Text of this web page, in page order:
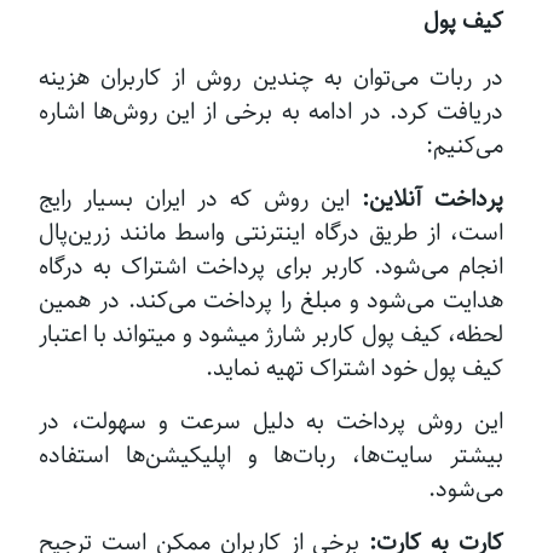
کیف پول
در ربات می‌توان به چندین روش از کاربران هزینه
دریافت کرد. در ادامه به برخی از این روش‌ها اشاره
می‌کنیم:
پرداخت آنلاین: این روش که در ایران بسیار رایج
است، از طریق درگاه اینترنتی واسط مانند زرین‌پال
انجام می‌شود. کاربر برای پرداخت اشتراک به درگاه
هدایت می‌شود و مبلغ را پرداخت می‌کند. در همین
لحظه، کیف پول کاربر شارژ میشود و میتواند با اعتبار
کیف پول خود اشتراک تهیه نماید.
این روش پرداخت به دلیل سرعت و سهولت، در
بیشتر سایت‌ها، ربات‌ها و اپلیکیشن‌ها استفاده
می‌شود.
کارت به کارت: برخی از کاربران ممکن است ترجیح